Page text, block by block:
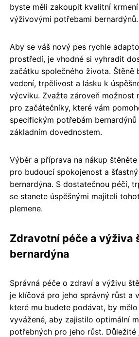
byste měli zakoupit kvalitní
výživovými potřebami bernardýnů.
Aby se váš nový pes rychle
prostředí, je vhodné si vyhradit
začátku společného života. Štěně
vedení, trpělivost a lásku k
výcviku. Zvažte zároveň možnost
pro začátečníky, které vám
specifickým potřebám bernardýnů
základním dovednostem.
Výběr a příprava na nákup
pro budoucí spokojenost a
bernardýna. S dostatečnou péčí,
se stanete úspěšnými majiteli
plemene.
Zdravotní péče a výživa
bernardýna
Správná péče o zdraví a výživu
je klíčová pro jeho správný růst a
které mu budete podávat, by
vyvážené, aby zajistilo optimální
potřebných pro jeho růst. Důležité